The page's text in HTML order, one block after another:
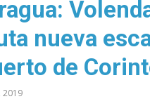
nueva
de
2019